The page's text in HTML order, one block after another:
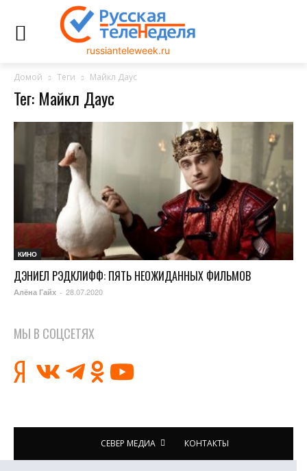
russianteleweek.ru
Домой Теги Майкл Даус
Тег: Майкл Даус
КИНО
ДЭНИЕЛ РЭДКЛИФФ: ПЯТЬ НЕОЖИДАННЫХ ФИЛЬМОВ
Алёна Гайх - 28.07.2020
МЫ В СОЦСЕТЯХ
СЕВЕР МЕДИА КОНТАКТЫ